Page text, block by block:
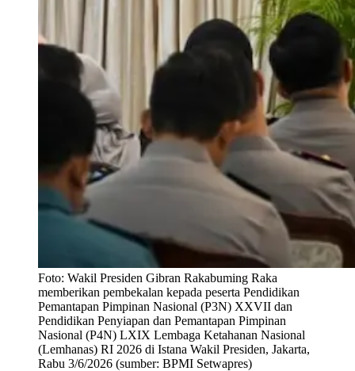
Foto: Wakil Presiden Gibran Rakabuming Raka
memberikan pembekalan kepada peserta Pendidikan
Pemantapan Pimpinan Nasional (P3N) XXVII dan
Pendidikan Penyiapan dan Pemantapan Pimpinan
Nasional (P4N) LXIX Lembaga Ketahanan Nasional
(Lemhanas) RI 2026 di Istana Wakil Presiden, Jakarta,
Rabu 3/6/2026 (sumber: BPMI Setwapres)